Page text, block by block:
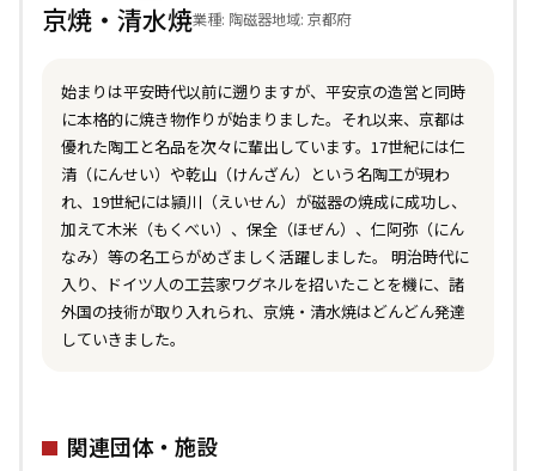
京焼・清水焼業種: 陶磁器地域: 京都府
始まりは平安時代以前に遡りますが、平安京の造営と同時
に本格的に焼き物作りが始まりました。それ以来、京都は
優れた陶工と名品を次々に輩出しています。17世紀には仁
清（にんせい）や乾山（けんざん）という名陶工が現わ
れ、19世紀には頴川（えいせん）が磁器の焼成に成功し、
加えて木米（もくべい）、保全（ほぜん）、仁阿弥（にん
なみ）等の名工らがめざましく活躍しました。 明治時代に
入り、ドイツ人の工芸家ワグネルを招いたことを機に、諸
外国の技術が取り入れられ、京焼・清水焼はどんどん発達
していきました。
関連団体・施設